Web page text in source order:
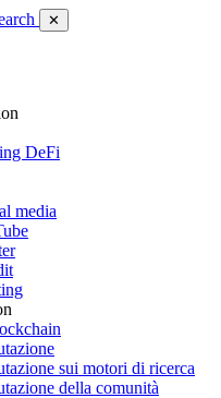
✕
DeFi
media
sui motori di ricerca
della comunità